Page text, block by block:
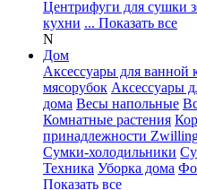
Центрифуги для сушки
кухни ... Показать все
N
Дом
Аксессуары для ванной
мясорубок Аксессуары
дома Весы напольные
Комнатные растения
принадлежности
Сумки-холодильники
Техника Уборка дома
Показать все